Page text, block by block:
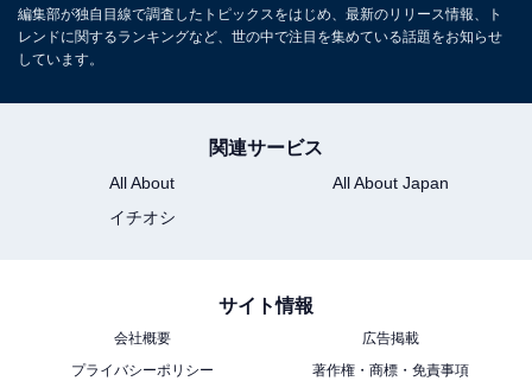
また、フォークの代わりに原則「竹箸」を提供すること
に対して、「なぜその竹のフォークを作ろうと思わなか
らない（69歳男性）」「馬鹿ですかと言いたい。食文化
への冒涜だと思う。多分ファミマでパスタは買わない
編集部が独自目線で調査したトピックスをはじめ、最新のリリース情報、ト
レンドに関するランキングなど、世の中で注目を集めている話題をお知らせ
しています。
関連サービス
All About
All About Japan
イチオシ
サイト情報
会社概要
広告掲載
プライバシーポリシー
著作権・商標・免責事項